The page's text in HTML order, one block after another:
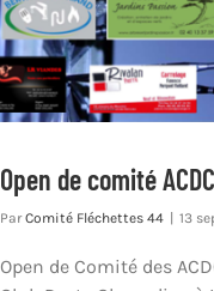
Open de comité ACDC
ParComité Fléchettes 44 | 13
Open de Comité des